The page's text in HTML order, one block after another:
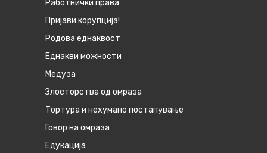
Работнички права
Пријави корупција!
Родова еднаквост
Eднакви можности
Медуза
Злосторства од омраза
Тортура и нехумано постапување
Говор на омраза
Едукација